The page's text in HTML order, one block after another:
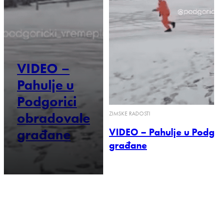
VIDEO –
Pahulje u
Podgorici
obradovale
građane
ZIMSKE RADOSTI
VIDEO – Pahulje u
građane